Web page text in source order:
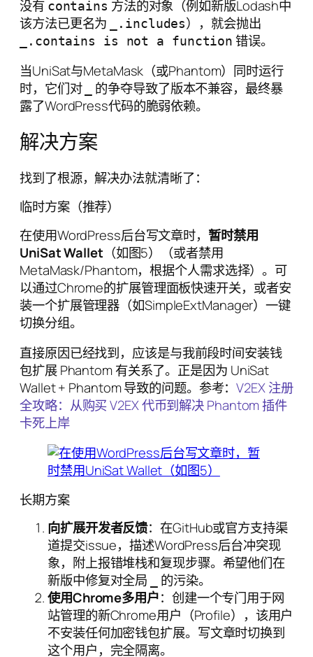
没有 contains 方法的对象（例如新版Lodash中
该方法已更名为
_.includes），就会抛出
_.contains is not a function 错误。
当UniSat与MetaMask（或Phantom）同时运行
时，它们对
的争夺导致了版本不兼容，最终暴
露了WordPress代码的脆弱依赖。
解决方案
找到了根源，解决办法就清晰了：
临时方案（推荐）
在使用WordPress后台写文章时， 暂时禁用
UniSat Wallet （如图5）（或者禁用
MetaMask/Phantom，根据个人需求选择）。可
以通过Chrome的扩展管理面板快速开关，或者安
装一个扩展管理器（如SimpleExtManager）一键
切换分组。
直接原因已经找到，应该是与我前段时间安装钱
包扩展 Phantom 有关系了。正是因为 UniSat
Wallet + Phantom 导致的问题。参考：V2EX 注册
全攻略：从购买 V2EX 代币到解决 Phantom 插件
卡死上岸
长期方案
向扩展开发者反馈：在GitHub或官方支持渠
道提交issue，描述WordPress后台冲突现
象，附上报错堆栈和复现步骤。希望他们在
新版中修复对全局
的污染。
使用Chrome多用户：创建一个专门用于网
站管理的新Chrome用户（Profile），该用户
不安装任何加密钱包扩展。写文章时切换到
这个用户，完全隔离。